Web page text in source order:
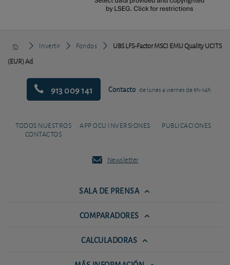
Invertir Fondos
UBS LFS-Factor MSCI EMU Quality UCITS
(EUR) Ad
913 009 141 Contacto de lunes a viernes de 9h-14h
TODOS NUESTROS
CONTACTOS
APP OCU INVERSIONES PUBLICACIONES
Newsletter
SALA DE PRENSA
COMPARADORES
CALCULADORAS